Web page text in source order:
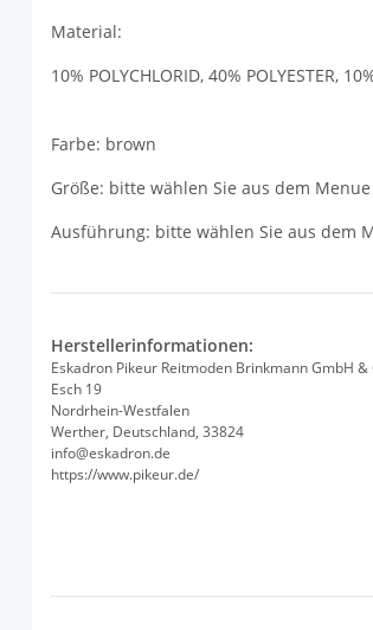
Material:
10% POLYCHLORID, 40% POLYESTER,
Farbe: brown
Größe: bitte wählen Sie aus dem Menue
Ausführung: bitte wählen Sie aus dem
Herstellerinformationen:
Eskadron Pikeur Reitmoden Brinkmann GmbH &
Esch 19
Nordrhein-Westfalen
Werther, Deutschland, 33824
info@eskadron.de
https://www.pikeur.de/